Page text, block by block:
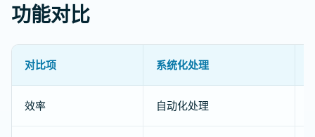
功能对比
对比项 系统化处理
效率 自动化处理